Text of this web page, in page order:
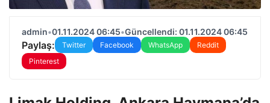
admin•01.11.2024 06:45•Güncellendi: 01.11.2024 06:45
Paylaş: Twitter Facebook WhatsApp
Reddit
Pinterest